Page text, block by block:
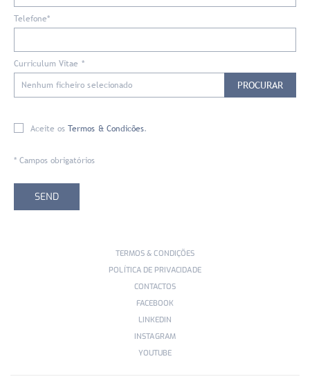
Telefone*
Curriculum Vitae *
Nenhum ficheiro selecionado PROCURAR
Aceite osTermos & Condicões.
* Campos obrigatórios
TERMOS & CONDIÇÕES
POLÍTICA DE PRIVACIDADE
CONTACTOS
FACEBOOK
LINKEDIN
INSTAGRAM
YOUTUBE